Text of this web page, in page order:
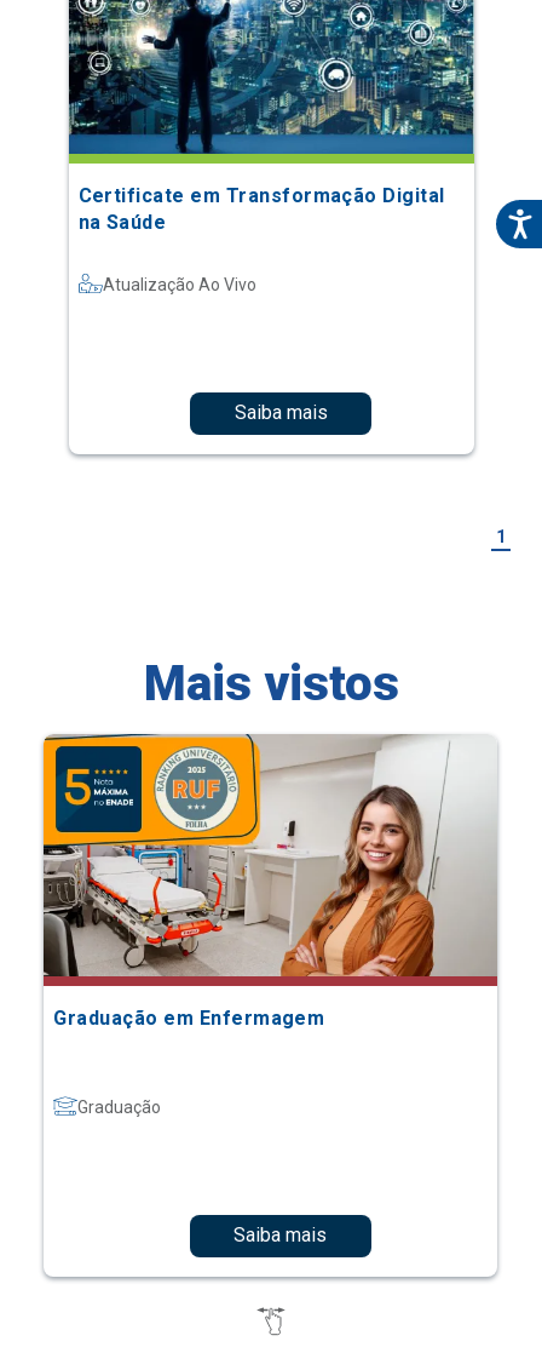
Certificate em Transformação Digital
na Saúde
Atualização Ao Vivo
Saiba mais
1
Mais vistos
Graduação em Enfermagem
Graduação
Saiba mais